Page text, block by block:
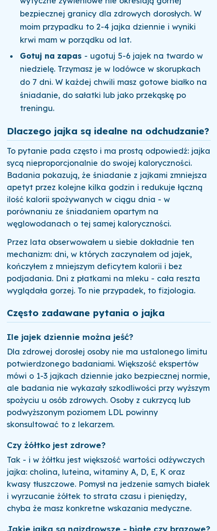
bezpiecznej granicy dla zdrowych dorosłych. W
moim przypadku to 2-4 jajka dziennie i wyniki
krwi mam w porządku od lat.
Gotuj na zapas - ugotuj 5-6 jajek na twardo w
niedzielę. Trzymasz je w lodówce w skorupkach
do 7 dni. W każdej chwili masz gotowe białko na
śniadanie, do sałatki lub jako przekąskę po
treningu.
Dlaczego jajka są idealne na odchudzanie?
To pytanie pada często i ma prostą odpowiedź: jajka
sycą nieproporcjonalnie do swojej kaloryczności.
Badania pokazują, że śniadanie z jajkami zmniejsza
apetyt przez kolejne kilka godzin i redukuje łączną
ilość kalorii spożywanych w ciągu dnia - w
porównaniu ze śniadaniem opartym na
węglowodanach o tej samej kaloryczności.
Przez lata obserwowałem u siebie dokładnie ten
mechanizm: dni, w których zaczynałem od jajek,
kończyłem z mniejszym deficytem kalorii i bez
podjadania. Dni z płatkami na mleku - cała reszta
wyglądała gorzej. To nie przypadek, to fizjologia.
Często zadawane pytania o jajka
Ile jajek dziennie można jeść?
Dla zdrowej dorosłej osoby nie ma ustalonego limitu
potwierdzonego badaniami. Większość ekspertów
mówi o 1-3 jajkach dziennie jako bezpiecznej normie,
ale badania nie wykazały szkodliwości przy wyższym
spożyciu u osób zdrowych. Osoby z cukrzycą lub
podwyższonym poziomem LDL powinny
skonsultować to z lekarzem.
Czy żółtko jest zdrowe?
Tak - i w żółtku jest większość wartości odżywczych
jajka: cholina, luteina, witaminy A, D, E, K oraz
kwasy tłuszczowe. Pomysł na jedzenie samych białek
i wyrzucanie żółtek to strata czasu i pieniędzy,
chyba że masz konkretne wskazania medyczne.
Jakie jajka są najzdrowsze - białe czy brązowe?